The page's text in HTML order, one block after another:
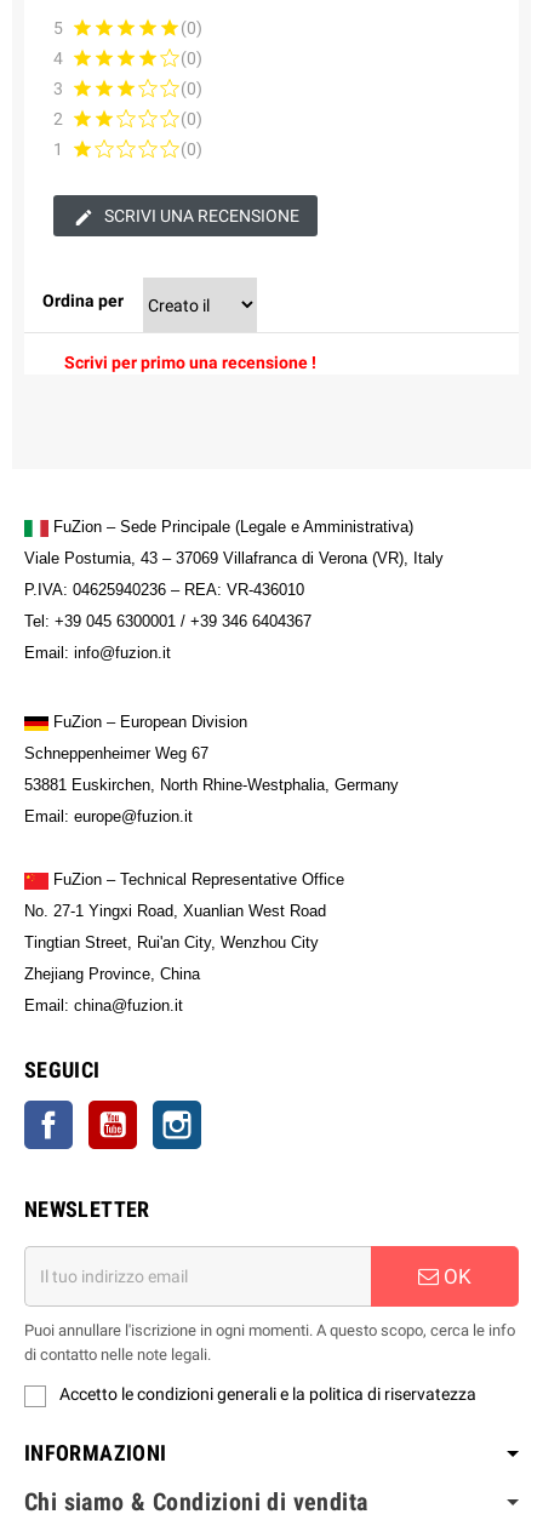
5
(0)
4
(0)
3
(0)
2
(0)
1
(0)
SCRIVI UNA RECENSIONE
Ordina per
Scrivi per primo una recensione !
FuZion – Sede Principale (Legale e Amministrativa)
Viale Postumia, 43 – 37069 Villafranca di Verona (VR), Italy
P.IVA: 04625940236 – REA: VR-436010
Tel: +39 045 6300001 / +39 346 6404367
Email: info@fuzion.it
FuZion – European Division
Schneppenheimer Weg 67
53881 Euskirchen, North Rhine-Westphalia, Germany
Email: europe@fuzion.it
FuZion – Technical Representative Office
No. 27-1 Yingxi Road, Xuanlian West Road
Tingtian Street, Rui'an City, Wenzhou City
Zhejiang Province, China
Email: china@fuzion.it
SEGUICI
Facebook YouTube
NEWSLETTER
OK
Puoi annullare l'iscrizione in ogni momenti. A questo scopo, cerca le info
di contatto nelle note legali.
Accetto le condizioni generali e la politica di riservatezza
INFORMAZIONI
Chi siamo & Condizioni di vendita